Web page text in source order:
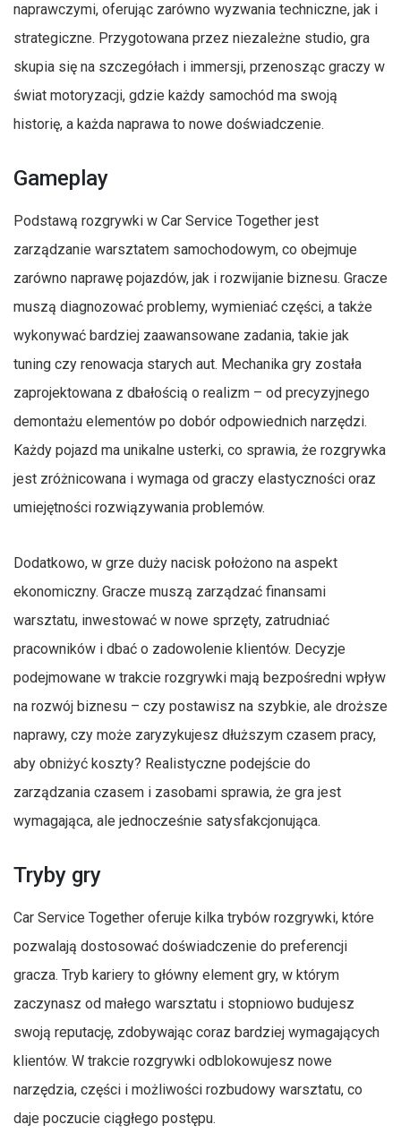
naprawczymi, oferując zarówno wyzwania techniczne, jak i
strategiczne. Przygotowana przez niezależne studio, gra
skupia się na szczegółach i immersji, przenosząc graczy w
świat motoryzacji, gdzie każdy samochód ma swoją
historię, a każda naprawa to nowe doświadczenie.
Gameplay
Podstawą rozgrywki w Car Service Together jest
zarządzanie warsztatem samochodowym, co obejmuje
zarówno naprawę pojazdów, jak i rozwijanie biznesu. Gracze
muszą diagnozować problemy, wymieniać części, a także
wykonywać bardziej zaawansowane zadania, takie jak
tuning czy renowacja starych aut. Mechanika gry została
zaprojektowana z dbałością o realizm – od precyzyjnego
demontażu elementów po dobór odpowiednich narzędzi.
Każdy pojazd ma unikalne usterki, co sprawia, że rozgrywka
jest zróżnicowana i wymaga od graczy elastyczności oraz
umiejętności rozwiązywania problemów.
Dodatkowo, w grze duży nacisk położono na aspekt
ekonomiczny. Gracze muszą zarządzać finansami
warsztatu, inwestować w nowe sprzęty, zatrudniać
pracowników i dbać o zadowolenie klientów. Decyzje
podejmowane w trakcie rozgrywki mają bezpośredni wpływ
na rozwój biznesu – czy postawisz na szybkie, ale droższe
naprawy, czy może zaryzykujesz dłuższym czasem pracy,
aby obniżyć koszty? Realistyczne podejście do
zarządzania czasem i zasobami sprawia, że gra jest
wymagająca, ale jednocześnie satysfakcjonująca.
Tryby gry
Car Service Together oferuje kilka trybów rozgrywki, które
pozwalają dostosować doświadczenie do preferencji
gracza. Tryb kariery to główny element gry, w którym
zaczynasz od małego warsztatu i stopniowo budujesz
swoją reputację, zdobywając coraz bardziej wymagających
klientów. W trakcie rozgrywki odblokowujesz nowe
narzędzia, części i możliwości rozbudowy warsztatu, co
daje poczucie ciągłego postępu.